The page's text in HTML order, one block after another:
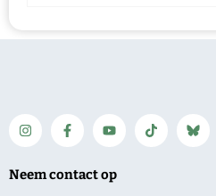
Neem contact op